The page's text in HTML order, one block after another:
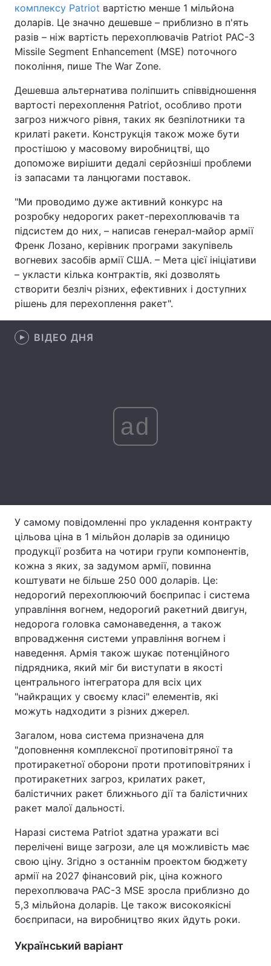
Спорт
Техно і зв'язок
Зброя Інциденти
Здоров'я
Цікавинки Погода
Екологія Регіони
Лонгріди
Відео з Youtube Статті
Інтерв'ю
Архів Вакансії
Контакти
Послуги
комплексу Patriot вартістю менше 1 мільйона
доларів. Це значно дешевше – приблизно в п'ять
разів – ніж вартість перехоплювачів Patriot PAC-3
Missile Segment Enhancement (MSE) поточного
покоління, пише The War Zone.
Дешевша альтернатива поліпшить співвідношення
вартості перехоплення Patriot, особливо проти
загроз нижчого рівня, таких як безпілотники та
крилаті ракети. Конструкція також може бути
простішою у масовому виробництві, що
допоможе вирішити дедалі серйозніші проблеми
із запасами та ланцюгами поставок.
"Ми проводимо дуже активний конкурс на
розробку недорогих ракет-перехоплювачів та
підсистем до них, – написав генерал-майор армії
Френк Лозано, керівник програми закупівель
вогневих засобів армії США. – Мета цієї ініціативи
– укласти кілька контрактів, які дозволять
створити безліч різних, ефективних і доступних
рішень для перехоплення ракет".
ВІДЕО ДНЯ
ad
У самому повідомленні про укладення контракту
цільова ціна в 1 мільйон доларів за одиницю
продукції розбита на чотири групи компонентів,
кожна з яких, за задумом армії, повинна
коштувати не більше 250 000 доларів. Це:
недорогий перехоплюючий боєприпас і система
управління вогнем, недорогий ракетний двигун,
недорога головка самонаведення, а також
впровадження системи управління вогнем і
наведення. Армія також шукає потенційного
підрядника, який міг би виступати в якості
центрального інтегратора для всіх цих
"найкращих у своєму класі" елементів, які
можуть надходити з різних джерел.
Загалом, нова система призначена для
"доповнення комплексної протиповітряної та
протиракетної оборони проти протиповітряних і
протиракетних загроз, крилатих ракет,
балістичних ракет ближнього дії та балістичних
ракет малої дальності.
Наразі система Patriot здатна уражати всі
перелічені вище загрози, але ця можливість має
свою ціну. Згідно з останнім проектом бюджету
армії на 2027 фінансовий рік, ціна кожного
перехоплювача PAC-3 MSE зросла приблизно до
5,3 мільйона доларів. Це також високоякісні
боєприпаси, на виробництво яких йдуть роки.
Український варіант